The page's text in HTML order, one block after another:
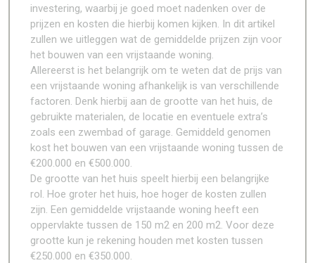
investering, waarbij je goed moet nadenken over de
prijzen en kosten die hierbij komen kijken. In dit artikel
zullen we uitleggen wat de gemiddelde prijzen zijn voor
het bouwen van een vrijstaande woning.
Allereerst is het belangrijk om te weten dat de prijs van
een vrijstaande woning afhankelijk is van verschillende
factoren. Denk hierbij aan de grootte van het huis, de
gebruikte materialen, de locatie en eventuele extra’s
zoals een zwembad of garage. Gemiddeld genomen
kost het bouwen van een vrijstaande woning tussen de
€200.000 en €500.000.
De grootte van het huis speelt hierbij een belangrijke
rol. Hoe groter het huis, hoe hoger de kosten zullen
zijn. Een gemiddelde vrijstaande woning heeft een
oppervlakte tussen de 150 m2 en 200 m2. Voor deze
grootte kun je rekening houden met kosten tussen
€250.000 en €350.000.